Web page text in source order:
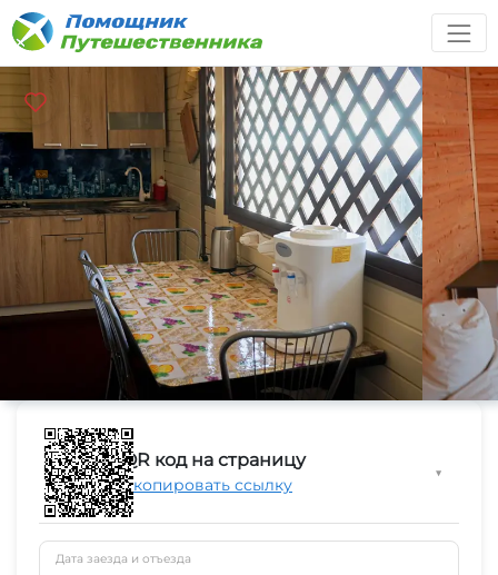
QR код на страницу
Скопировать ссылку
▼
Дата заезда и отъезда